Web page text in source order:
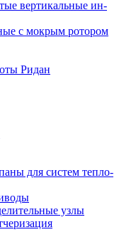
вертикальные ин-
с мокрым ротором
Ридан
для систем тепло-
узлы